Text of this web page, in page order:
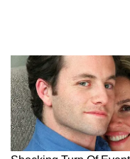
अंदरूनी सूत्रों के
डर छिपा है। अमेरिकी
5 के सुरक्षा घेरे
जरिए इसके भीतर
किया जा सकता